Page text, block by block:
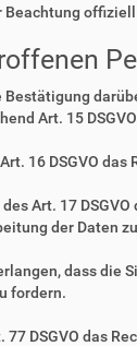
Beachtung
Bestätigung
Art. 15
16 DSGVO
Art. 17
der Daten
dass die
fordern.
77 DSGVO das